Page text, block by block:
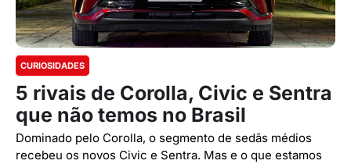
CURIOSIDADES
5 rivais de Corolla, Civic e Sentra
que não temos no Brasil
Dominado pelo Corolla, o segmento de sedãs médios
recebeu os novos Civic e Sentra. Mas e o que estamos